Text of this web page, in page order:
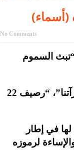
No Comments
“تبث السموم
وشملت قائمة الحجب 12 موقعاً، من أبرزها: “ميم مرآتنا”، “رصيف 22″، “Middle East Eye”، “الشعوب”،
في إطار
لرموزه